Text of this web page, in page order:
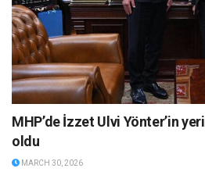
MHP’de İzzet Ulvi Yönter’in
oldu
MARCH 30, 2026